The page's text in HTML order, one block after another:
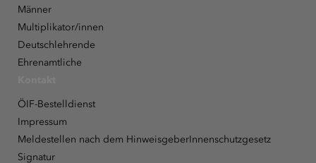
Männer
Multiplikator/innen
Deutschlehrende
Ehrenamtliche
ÖIF-Bestelldienst
Impressum
Meldestellen nach dem HinweisgeberInnenschutzgesetz
Signatur